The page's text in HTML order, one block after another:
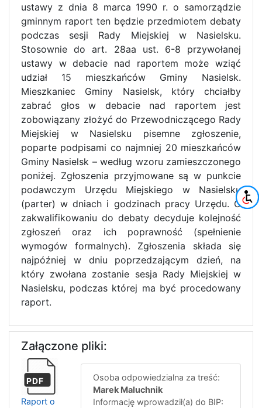
ustawy z dnia 8 marca 1990 r. o samorządzie
gminnym raport ten będzie przedmiotem debaty
podczas sesji Rady Miejskiej w Nasielsku.
Stosownie do art. 28aa ust. 6-8 przywołanej
ustawy w debacie nad raportem może wziąć
udział 15 mieszkańców Gminy Nasielsk.
Mieszkaniec Gminy Nasielsk, który chciałby
zabrać głos w debacie nad raportem jest
zobowiązany złożyć do Przewodniczącego Rady
Miejskiej w Nasielsku pisemne zgłoszenie,
poparte podpisami co najmniej 20 mieszkańców
Gminy Nasielsk – według wzoru zamieszczonego
poniżej. Zgłoszenia przyjmowane są w punkcie
podawczym Urzędu Miejskiego w Nasielsku
(parter) w dniach i godzinach pracy Urzędu. O
zakwalifikowaniu do debaty decyduje kolejność
zgłoszeń oraz ich poprawność (spełnienie
wymogów formalnych). Zgłoszenia składa się
najpóźniej w dniu poprzedzającym dzień, na
który zwołana zostanie sesja Rady Miejskiej w
Nasielsku, podczas której ma być procedowany
raport.
Załączone pliki:
PDF
Raport o
Osoba odpowiedzialna za treść:
Marek Maluchnik
Informację wprowadził(a) do BIP: